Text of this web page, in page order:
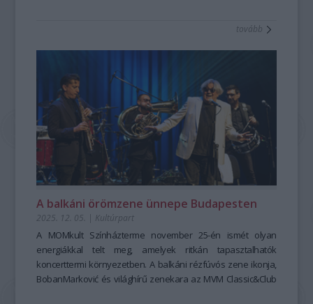
tovább
A balkáni örömzene ünnepe Budapesten
2025. 12. 05. | Kultúrpart
A MOMkult Színházterme november 25-én ismét olyan
energiákkal telt meg, amelyek ritkán tapasztalhatók
koncerttermi környezetben. A balkáni rézfúvós zene ikonja,
BobanMarković és világhírű zenekara az MVM Classic&Club